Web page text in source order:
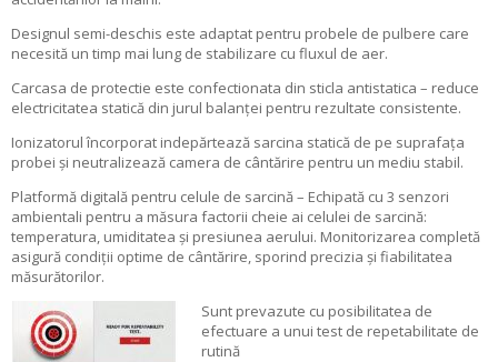
Designul semi-deschis este adaptat pentru probele de pulbere care
necesită un timp mai lung de stabilizare cu fluxul de aer.
Carcasa de protectie este confectionata din sticla antistatica – reduce
electricitatea statică din jurul balanței pentru rezultate consistente.
Ionizatorul încorporat indepărtează sarcina statică de pe suprafața
probei și neutralizează camera de cântărire pentru un mediu stabil.
Platformă digitală pentru celule de sarcină – Echipată cu 3 senzori
ambientali pentru a măsura factorii cheie ai celulei de sarcină:
temperatura, umiditatea și presiunea aerului. Monitorizarea completă
asigură condiții optime de cântărire, sporind precizia și fiabilitatea
măsurătorilor.
Sunt prevazute cu posibilitatea de
efectuare a unui test de repetabilitate de
rutină